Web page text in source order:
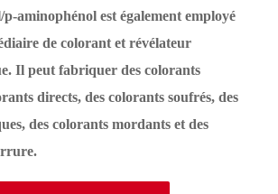
aminophénol est également employé
de colorant et révélateur
Il peut fabriquer des colorants
directs, des colorants soufrés, des
des colorants mordants et des